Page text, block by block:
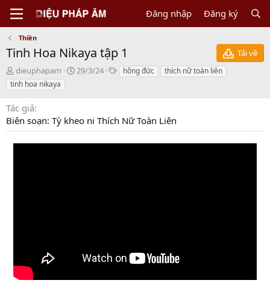
Đăng nhập Đăng ký
Thiền
Tinh Hoa Nikaya tập 1
Tải về
N
g
ư
i
g
i
dieuphapam
C
i
n
29/3/24
T hồng đức
thích nữ toàn liên
tinh hoa nikaya
Tác giả
Biên soạn: Tỳ kheo ni Thích Nữ Toàn Liên